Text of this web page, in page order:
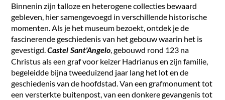
Binnenin zijn talloze en heterogene collecties bewaard
gebleven, hier samengevoegd in verschillende historische
momenten. Als je het museum bezoekt, ontdek je de
fascinerende geschiedenis van het gebouw waarin het is
gevestigd.Castel Sant'Angelo, gebouwd rond 123 na
Christus als een graf voor keizer Hadrianus en zijn familie,
begeleidde bijna tweeduizend jaar lang het lot en de
geschiedenis van de hoofdstad. Van een grafmonument tot
een versterkte buitenpost, van een donkere gevangenis tot